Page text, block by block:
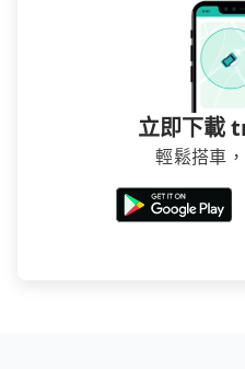
立即下載
輕鬆搭車